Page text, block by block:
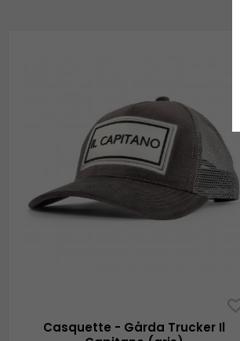
Casquette - Gårda Trucker Il